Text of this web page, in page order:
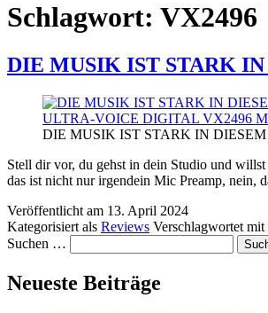
Schlagwort: VX2496
DIE MUSIK IST STARK
DIE MUSIK IST STARK IN
Stell dir vor, du gehst in dein Studio und
das ist nicht nur irgendein Mic Preamp, nein,
Veröffentlicht am 13. April 2024
Kategorisiert als Reviews Verschlagwortet mit
Suchen …
Neueste Beiträge